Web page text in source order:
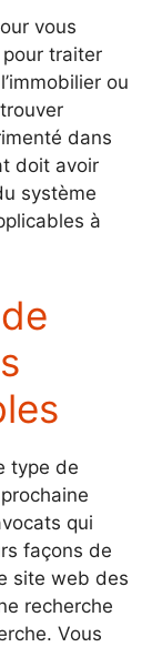
vous
traiter
ou
dans
doit avoir
système
à
type de
qui
façons de
site web des
recherche
Vous